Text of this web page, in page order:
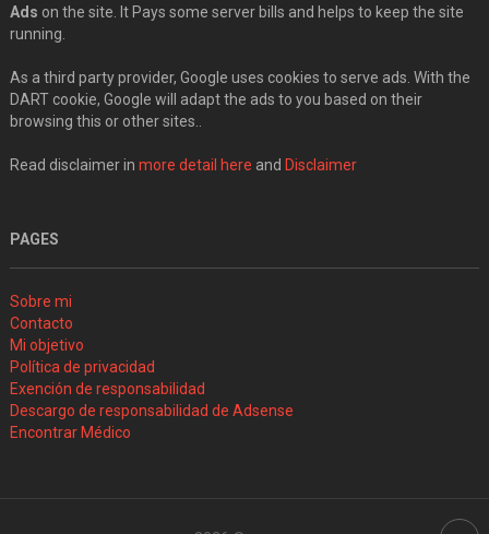
Ads on the site. It Pays some server bills and helps to keep the site
running.
As a third party provider, Google uses cookies to serve ads. With the
DART cookie, Google will adapt the ads to you based on their
browsing this or other sites..
Read disclaimer in more detail here and Disclaimer
PAGES
Sobre mi
Contacto
Mi objetivo
Política de privacidad
Exención de responsabilidad
Descargo de responsabilidad de Adsense
Encontrar Médico